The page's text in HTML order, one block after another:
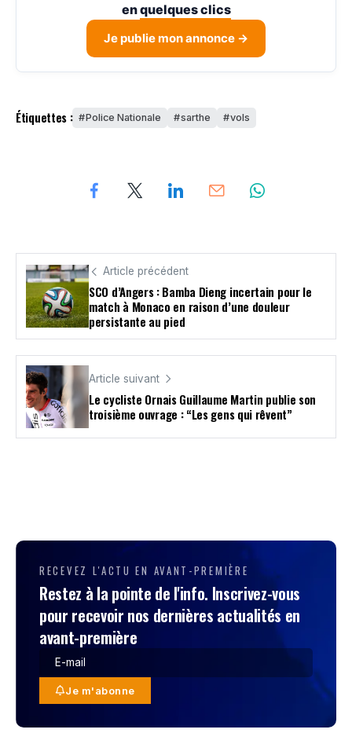
enquelques clics
Je publie mon annonce →
Étiquettes : Police Nationale sarthe vols
Article précédent
SCO d’Angers : Bamba Dieng incertain pour le
match à Monaco en raison d’une douleur
persistante au pied
Article suivant
Le cycliste Ornais Guillaume Martin publie son
troisième ouvrage : “Les gens qui rêvent”
RECEVEZ L'ACTU EN AVANT-PREMIÈRE
Restez à la pointe de l'info. Inscrivez-vous
pour recevoir nos dernières actualités en
avant-première
Je m'abonne